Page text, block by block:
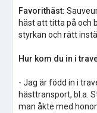
Favorithäst:
häst att titta på och
styrkan och rätt
Hur kom du in i
- Jag är född in i
hästtransport, bl.a.
man åkte med